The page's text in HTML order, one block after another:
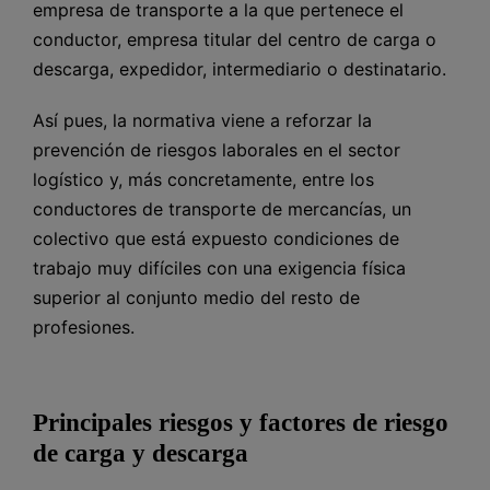
empresa de transporte a la que pertenece el
conductor, empresa titular del centro de carga o
descarga, expedidor, intermediario o destinatario.
Así pues, la normativa viene a reforzar la
prevención de riesgos laborales en el sector
logístico y, más concretamente, entre los
conductores de transporte de mercancías, un
colectivo que está expuesto condiciones de
trabajo muy difíciles con una exigencia física
superior al conjunto medio del resto de
profesiones.
Principales riesgos y factores de riesgo
de carga y descarga